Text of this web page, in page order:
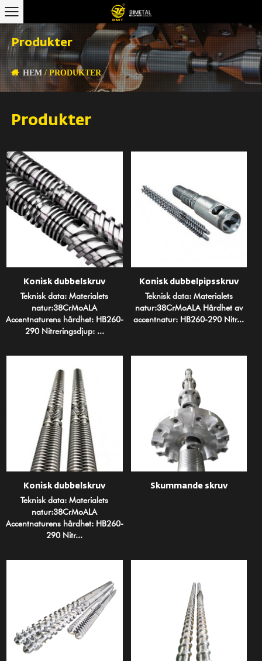
Produkter
HEM /PRODUKTER
Produkter
Konisk dubbelskruv
Teknisk data: Materialets
natur:38CrMoALA
Accentnaturens hårdhet: HB260-
290 Nitreringsdjup: ...
Konisk dubbelpipsskruv
Teknisk data: Materialets
natur:38CrMoALA Hårdhet av
accentnatur: HB260-290 Nitr...
Konisk dubbelskruv
Teknisk data: Materialets
natur:38CrMoALA
Accentnaturens hårdhet: HB260-
290 Nitr...
Skummande skruv